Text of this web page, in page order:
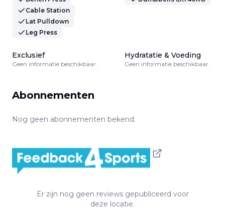
Cable Station
Lat Pulldown
Leg Press
Exclusief
Geen informatie beschikbaar.
Hydratatie & Voeding
Geen informatie beschikbaar.
Abonnementen
Nog geen abonnementen bekend.
Er zijn nog geen reviews gepubliceerd voor
deze locatie.